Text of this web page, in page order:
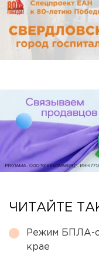
ЧИТАЙТЕ
Режим БПЛА-
крае